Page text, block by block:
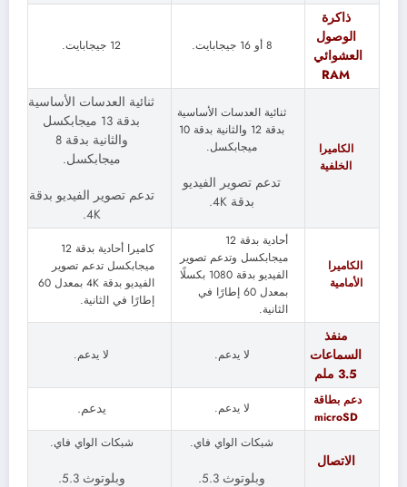
ذاكرة
الوصول
العشوائي
RAM
8 أو 16 جيجابايت. 12 جيجابايت.
الكاميرا
الخلفية
ثنائية العدسات الأساسية
بدقة 12 والثانية بدقة 10
ميجابكسل.
تدعم تصوير الفيديو
بدقة 4K.
ثنائية العدسات الأساسية
بدقة 13 ميجابكسل
والثانية بدقة 8
ميجابكسل.
تدعم تصوير الفيديو بدقة
4K.
الكاميرا
الأمامية
أحادية بدقة 12
ميجابكسل وتدعم تصوير
الفيديو بدقة 1080 بكسلًا
بمعدل 60 إطارًا في
الثانية.
كاميرا أحادية بدقة 12
ميجابكسل تدعم تصوير
الفيديو بدقة 4K بمعدل 60
إطارًا في الثانية.
منفذ
السماعات
3.5 ملم
لا يدعم. لا يدعم.
دعم بطاقة
microSD
لا يدعم. يدعم.
الاتصال
شبكات الواي فاي.
وبلوتوث 5.3.
شبكات الواي فاي.
وبلوتوث 5.3.